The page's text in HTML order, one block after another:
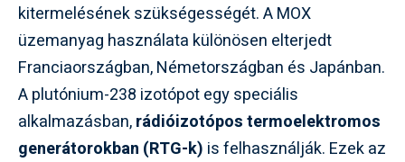
kitermelésének szükségességét. A MOX
üzemanyag használata különösen elterjedt
Franciaországban, Németországban és Japánban.
A plutónium-238 izotópot egy speciális
alkalmazásban,rádióizotópos termoelektromos
generátorokban (RTG-k) is felhasználják. Ezek az